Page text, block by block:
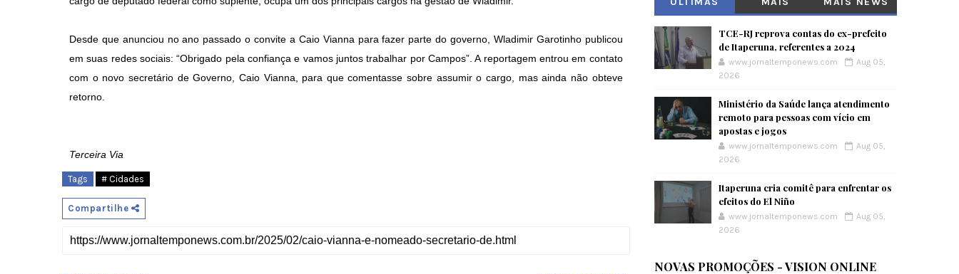
Desde que anunciou no ano passado o convite a Caio Vianna para fazer parte do governo, Wladimir Garotinho publicou
em suas redes sociais: “Obrigado pela confiança e vamos juntos trabalhar por Campos”. A reportagem entrou em contato
com o novo secretário de Governo, Caio Vianna, para que comentasse sobre assumir o cargo, mas ainda não obteve
retorno.
Terceira Via
Tags # Cidades
Compartilhe
TCE-RJ reprova contas do ex-prefeito
de Itaperuna, referentes a 2024
www.jornaltemponews.com
Aug 05,
2026
Ministério da Saúde lança atendimento
remoto para pessoas com vício em
apostas e jogos
www.jornaltemponews.com
Aug 05,
2026
Itaperuna cria comitê para enfrentar os
efeitos do El Niño
www.jornaltemponews.com
Aug 05,
2026
NOVAS PROMOÇÕES - VISION ONLINE